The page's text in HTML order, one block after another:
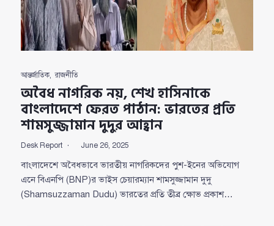
আন্তর্জাতিক,রাজনীতি
অবৈধ নাগরিক নয়, শেখ হাসিনাকে
বাংলাদেশে ফেরত পাঠান: ভারতের প্রতি
শামসুজ্জামান দুদুর আহ্বান
Desk Report June 26, 2025
বাংলাদেশে অবৈধভাবে ভারতীয় নাগরিকদের পুশ-ইনের অভিযোগ
এনে বিএনপি (BNP)র ভাইস চেয়ারম্যান শামসুজ্জামান দুদু
(Shamsuzzaman Dudu) ভারতের প্রতি তীব্র ক্ষোভ প্রকাশ…